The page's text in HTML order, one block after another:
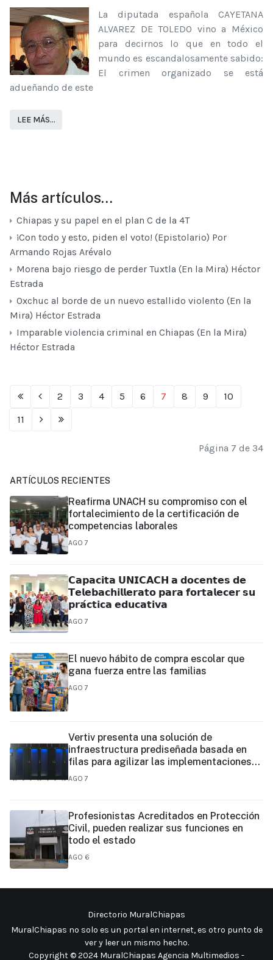
La diputada española CAYETANA
ALVAREZ DE TOLEDO vino a México
para decirnos lo que en todo el
mundo es escandalosamente sabido:
El crimen organizado se está
adueñando de este
LEE MÁS…
Más artículos…
Chiapas y su papel en el plan C de la 4T
¡Con todo y esto, piden el voto! (Epistolario) Por
Armando Rojas Arévalo
Morena bajo riesgo de perder Tuxtla (En la Mira) Héctor
Estrada
Oxchuc al borde de un nuevo estallido violento (En la
Mira) Héctor Estrada
Imparable violencia criminal en Chiapas (En la Mira)
Héctor Estrada
2 3 4 5 6 7 8 9
10
11
Página 7 de 34
ARTÍCULOS RECIENTES
Reafirma UNACH su compromiso con el
fortalecimiento de la certificación de
competencias laborales
AGO 7
𝗖𝗮𝗽𝗮𝗰𝗶𝘁𝗮 𝗨𝗡𝗜𝗖𝗔𝗖𝗛 𝗮 𝗱𝗼𝗰𝗲𝗻𝘁𝗲𝘀 𝗱𝗲
𝗧𝗲𝗹𝗲𝗯𝗮𝗰𝗵𝗶𝗹𝗹𝗲𝗿𝗮𝘁𝗼 𝗽𝗮𝗿𝗮 𝗳𝗼𝗿𝘁𝗮𝗹𝗲𝗰𝗲𝗿 𝘀𝘂
𝗽𝗿𝗮́𝗰𝘁𝗶𝗰𝗮 𝗲𝗱𝘂𝗰𝗮𝘁𝗶𝘃𝗮
AGO 7
El nuevo hábito de compra escolar que
gana fuerza entre las familias
AGO 7
Vertiv presenta una solución de
infraestructura prediseñada basada en
filas para agilizar las implementaciones
de centros de datos en el borde y de IA en
AGO 7
Profesionistas Acreditados en Protección
Civil, pueden realizar sus funciones en
todo el estado
AGO 6
Directorio MuralChiapas
MuralChiapas no solo es un portal en internet, es otro punto de
ver y leer un mismo hecho.
Copyright © 2024 MuralChiapas Agencia Multimedios -